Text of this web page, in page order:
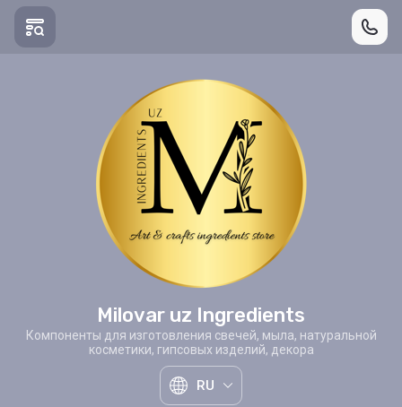
Milovar uz Ingredients
Компоненты для изготовления свечей, мыла, натуральной
косметики, гипсовых изделий, декора
RU